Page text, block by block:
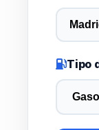
Tipo